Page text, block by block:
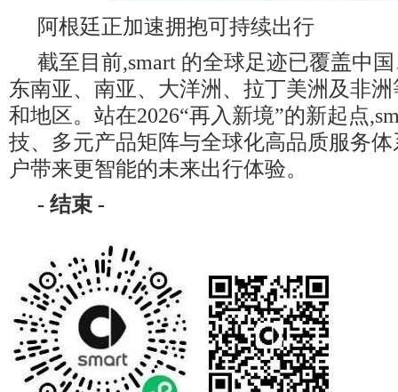
阿根廷正加速拥抱可持续出行
截至目前,smart 的全球足迹已覆盖中
东南亚、南亚、大洋洲、拉丁美洲及非
和地区。站在2026“再入新境”的新起点
技、多元产品矩阵与全球化高品质服务
户带来更智能的未来出行体验。
- 结束 -